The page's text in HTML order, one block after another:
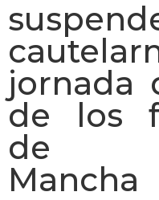
jornada
de los
de
Mancha